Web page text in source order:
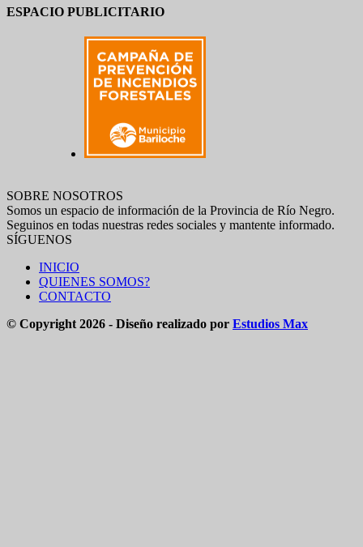
ESPACIO PUBLICITARIO
SOBRE NOSOTROS
Somos un espacio de información de la Provincia de Río Negro.
Seguinos en todas nuestras redes sociales y mantente informado.
SÍGUENOS
INICIO
QUIENES SOMOS?
CONTACTO
© Copyright 2026 - Diseño realizado por Estudios Max